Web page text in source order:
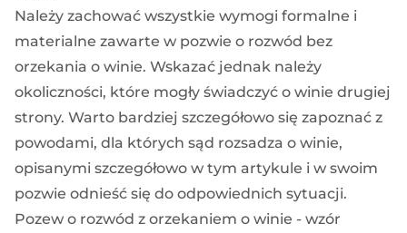
Należy zachować wszystkie wymogi formalne i
materialne zawarte w pozwie o rozwód bez
orzekania o winie. Wskazać jednak należy
okoliczności, które mogły świadczyć o winie drugiej
strony. Warto bardziej szczegółowo się zapoznać z
powodami, dla których sąd rozsadza o winie,
opisanymi szczegółowo w tym artykule i w swoim
pozwie odnieść się do odpowiednich sytuacji.
Pozew o rozwód z orzekaniem o winie - wzór